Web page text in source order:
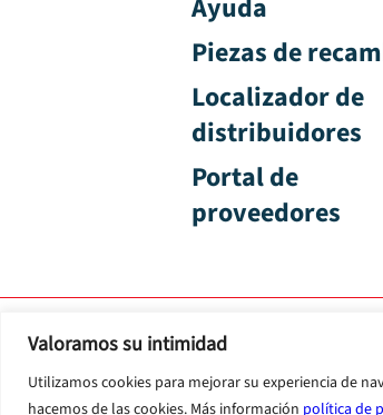
Valoramos su intimidad
Utilizamos cookies para mejorar su experiencia de
hacemos de las cookies. Más información política de
Ayuda
Piezas de
Localizador de
distribuidores
Portal de
proveedores
Condiciones generales